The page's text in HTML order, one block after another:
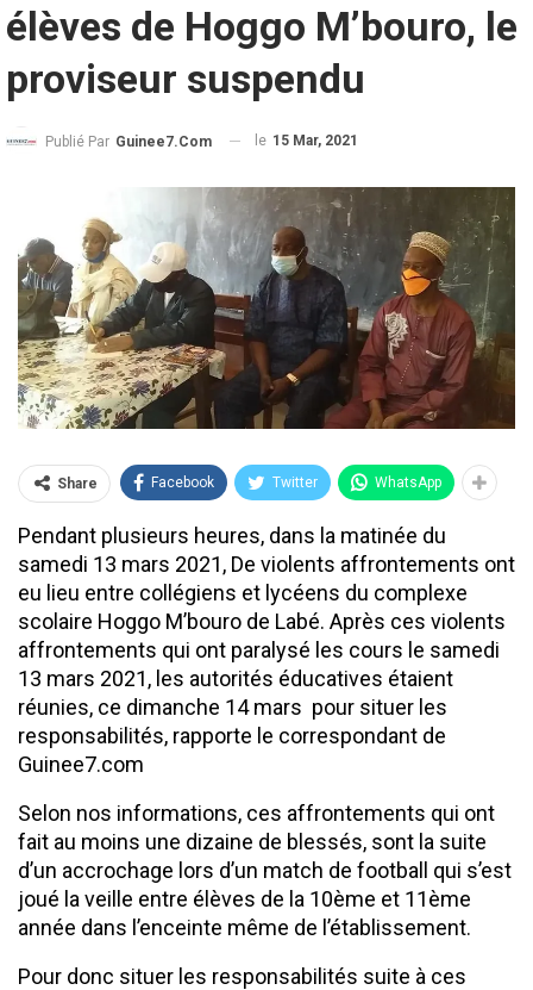
élèves de Hoggo M’bouro, le
proviseur suspendu
Publié Par Guinee7.com le 15 Mar, 2021
Share Facebook Twitter WhatsApp
Pendant plusieurs heures, dans la matinée du
samedi 13 mars 2021, De violents affrontements ont
eu lieu entre collégiens et lycéens du complexe
scolaire Hoggo M’bouro de Labé. Après ces violents
affrontements qui ont paralysé les cours le samedi
13 mars 2021, les autorités éducatives étaient
réunies, ce dimanche 14 mars pour situer les
responsabilités, rapporte le correspondant de
Guinee7.com
Selon nos informations, ces affrontements qui ont
fait au moins une dizaine de blessés, sont la suite
d’un accrochage lors d’un match de football qui s’est
joué la veille entre élèves de la 10ème et 11ème
année dans l’enceinte même de l’établissement.
Pour donc situer les responsabilités suite à ces